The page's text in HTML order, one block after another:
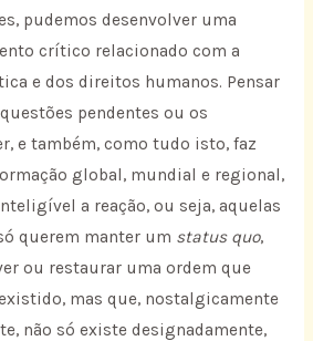
pudemos desenvolver uma
crítico relacionado com a
e dos direitos humanos. Pensar
pendentes ou os
e também, como tudo isto, faz
global, mundial e regional,
a reação, ou seja, aquelas
querem manter um status quo,
ou restaurar uma ordem que
mas que, nostalgicamente
não só existe designadamente,